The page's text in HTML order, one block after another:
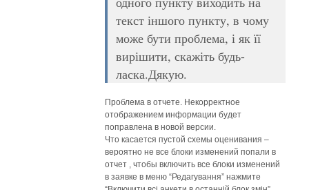
текст іншого пункту, в чому
може бути проблема, і як її
вирішити, скажіть будь-
ласка.Дякую.
Проблема в отчете. Некорректное
отображением информации будет
поправлена в новой версии.
Что касается пустой схемы оценивания –
вероятно не все блоки изменений попали в
отчет , чтобы включить все блоки изменений
в заявке в меню “Редагування” нажмите